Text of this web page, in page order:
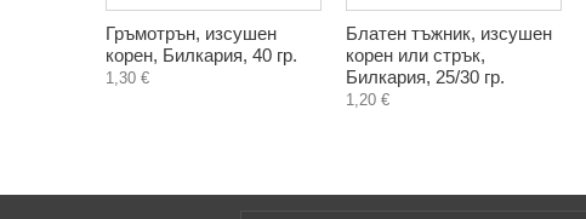
Гръмотрън, изсушен
корен, Билкария, 40 гр.
1,30 €
Блатен тъжник, изсушен
корен или стрък,
Билкария, 25/30 гр.
1,20 €